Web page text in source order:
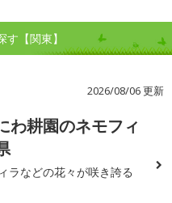
【関東】
2026/08/06 更新
わ耕園のネモフィ
ラなどの花々が咲き誇る